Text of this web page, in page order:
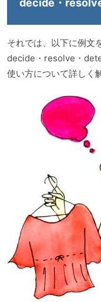
decide・
それでは、以下に例文
decide・resolve・
使い方について詳しく